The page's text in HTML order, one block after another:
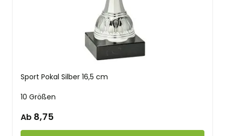
Sport Pokal Silber 16,5 cm
10 Größen
Ab 8,75